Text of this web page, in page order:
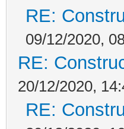
RE:
09/12/2020,
RE:
20/12/2020,
RE: